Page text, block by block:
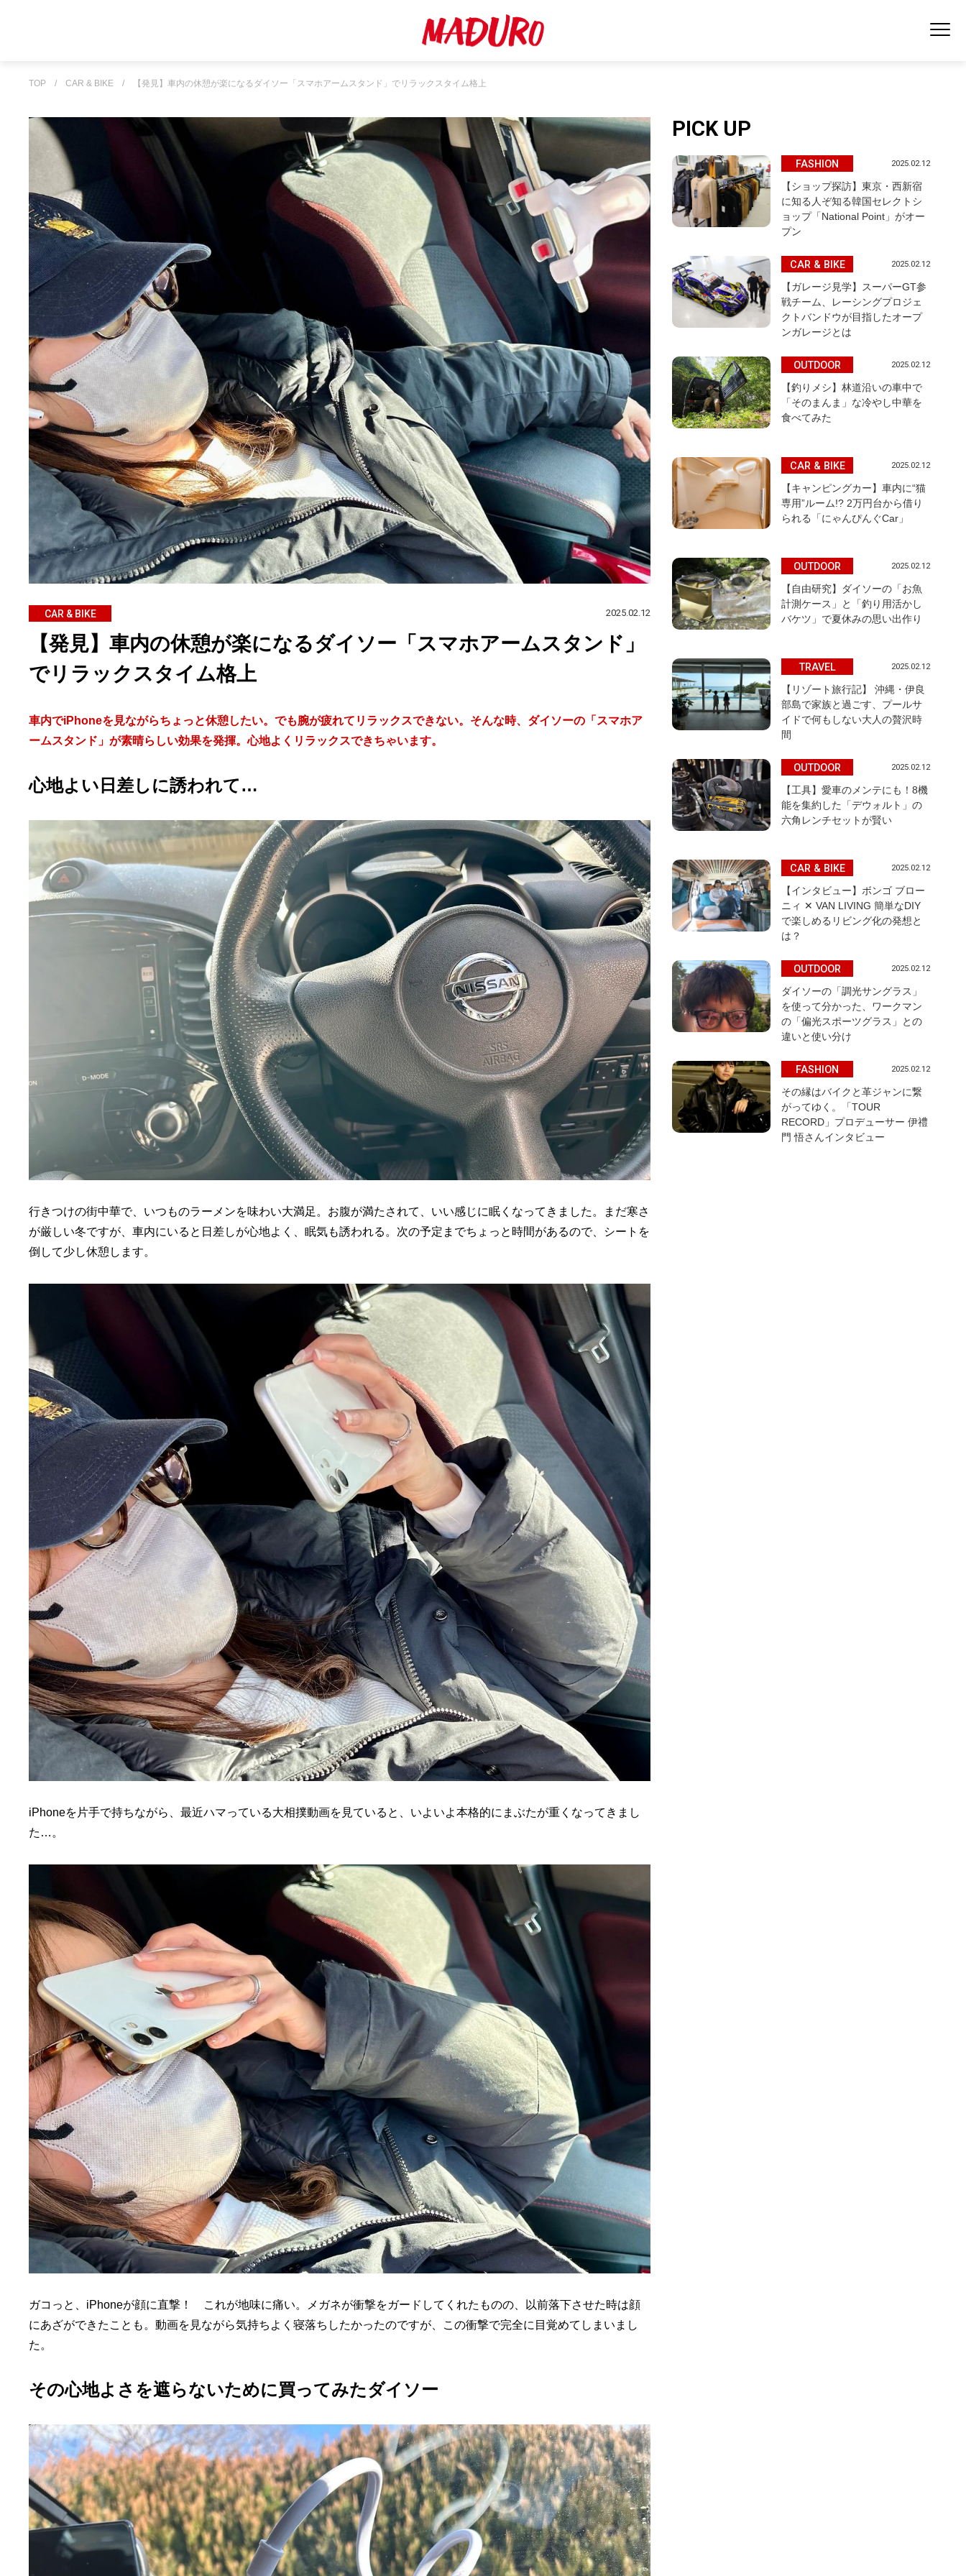
TOP / CAR & BIKE / 【発見】車内の休憩が楽になるダイソー「スマホアームスタンド」でリラックスタイム格上
CAR & BIKE 2025.02.12
【発見】車内の休憩が楽になるダイソー「スマホアームスタンド」
でリラックスタイム格上
車内でiPhoneを見ながらちょっと休憩したい。でも腕が疲れてリラックスできない。そんな時、ダイソーの「スマホア
ームスタンド」が素晴らしい効果を発揮。心地よくリラックスできちゃいます。
心地よい日差しに誘われて…
行きつけの街中華で、いつものラーメンを味わい大満足。お腹が満たされて、いい感じに眠くなってきました。まだ寒さ
が厳しい冬ですが、車内にいると日差しが心地よく、眠気も誘われる。次の予定までちょっと時間があるので、シートを
倒して少し休憩します。
iPhoneを片手で持ちながら、最近ハマっている大相撲動画を見ていると、いよいよ本格的にまぶたが重くなってきまし
た…。
ガコっと、iPhoneが顔に直撃！ これが地味に痛い。メガネが衝撃をガードしてくれたものの、以前落下させた時は顔
にあざができたことも。動画を見ながら気持ちよく寝落ちしたかったのですが、この衝撃で完全に目覚めてしまいまし
た。
その心地よさを遮らないために買ってみたダイソー
PICK UP
FASHION 2025.02.12
【ショップ探訪】東京・西新宿
に知る人ぞ知る韓国セレクトシ
ョップ「National Point」がオー
プン
CAR & BIKE 2025.02.12
【ガレージ見学】スーパーGT参
戦チーム、レーシングプロジェ
クトバンドウが目指したオープ
ンガレージとは
OUTDOOR 2025.02.12
【釣りメシ】林道沿いの車中で
「そのまんま」な冷やし中華を
食べてみた
CAR & BIKE 2025.02.12
【キャンピングカー】車内に“猫
専用”ルーム!? 2万円台から借り
られる「にゃんぴんぐCar」
OUTDOOR 2025.02.12
【自由研究】ダイソーの「お魚
計測ケース」と「釣り用活かし
バケツ」で夏休みの思い出作り
TRAVEL 2025.02.12
【リゾート旅行記】 沖縄・伊良
部島で家族と過ごす、プールサ
イドで何もしない大人の贅沢時
間
OUTDOOR 2025.02.12
【工具】愛車のメンテにも！8機
能を集約した「デウォルト」の
六角レンチセットが賢い
CAR & BIKE 2025.02.12
【インタビュー】ボンゴ ブロー
ニィ ✕ VAN LIVING 簡単なDIY
で楽しめるリビング化の発想と
は？
OUTDOOR 2025.02.12
ダイソーの「調光サングラス」
を使って分かった、ワークマン
の「偏光スポーツグラス」との
違いと使い分け
FASHION 2025.02.12
その縁はバイクと革ジャンに繋
がってゆく。「TOUR
RECORD」プロデューサー 伊禮
門 悟さんインタビュー